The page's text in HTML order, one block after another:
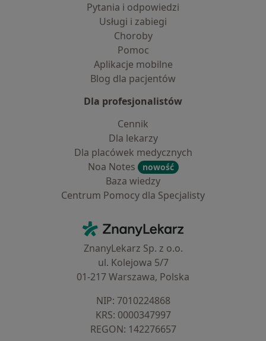
Pytania i odpowiedzi
Usługi i zabiegi
Choroby
Pomoc
Aplikacje mobilne
Blog dla pacjentów
Dla profesjonalistów
Cennik
Dla lekarzy
Dla placówek medycznych
Noa Notes
nowość
Baza wiedzy
Centrum Pomocy dla Specjalisty
ZnanyLekarz - Strona główna
ZnanyLekarz Sp. z o.o.
ul. Kolejowa 5/7
01-217 Warszawa, Polska
NIP: ⁠7010224868
KRS: ⁠0000347997
REGON: ⁠142276657